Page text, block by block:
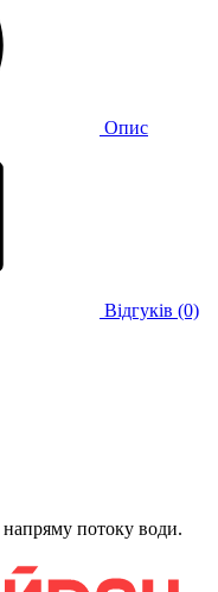
Опис
Відгуків (0)
напряму потоку води.